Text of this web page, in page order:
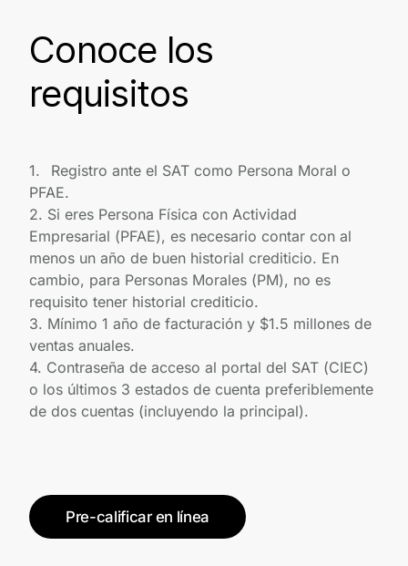
Conoce los
requisitos
1.
Registro ante el SAT como Persona Moral o
PFAE.
2. Si eres Persona Física con Actividad
Empresarial (PFAE), es necesario contar con al
menos un año de buen historial crediticio. En
cambio, para Personas Morales (PM), no es
requisito tener historial crediticio.
3. Mínimo 1 año de facturación y $1.5 millones de
ventas anuales.
4. Contraseña de acceso al portal del SAT (CIEC)
o los últimos 3 estados de cuenta preferiblemente
de dos cuentas (incluyendo la principal).
Pre-calificar en línea